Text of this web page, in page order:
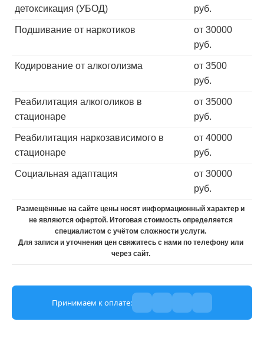
детоксикация (УБОД)
руб.
Подшивание от наркотиков
от 30000
руб.
Кодирование от алкоголизма
от 3500
руб.
Реабилитация алкоголиков в
стационаре
от 35000
руб.
Реабилитация наркозависимого в
стационаре
от 40000
руб.
Социальная адаптация
от 30000
руб.
Размещённые на сайте цены носят информационный характер и
не являются офертой. Итоговая стоимость определяется
специалистом с учётом сложности услуги.
Для записи и уточнения цен свяжитесь с нами по телефону или
через сайт.
Принимаем к оплате: